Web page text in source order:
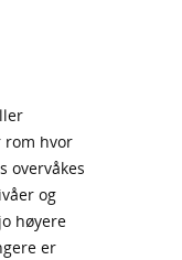
rom hvor
overvåkes
og
høyere
er